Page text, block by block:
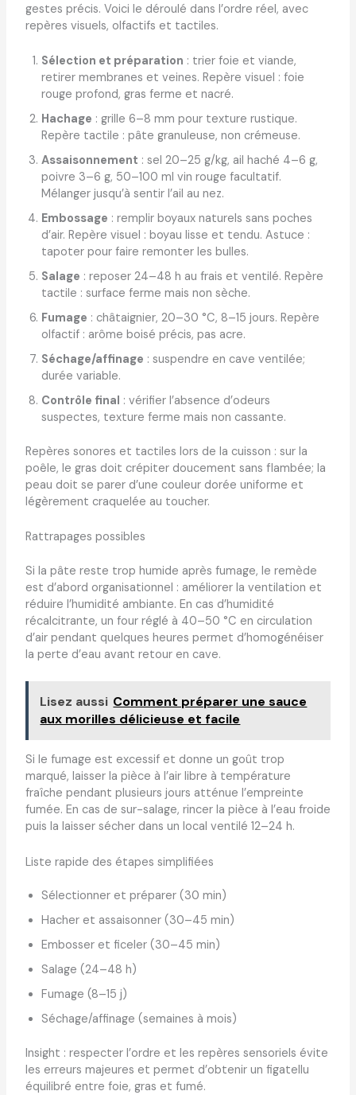
gestes précis. Voici le déroulé dans l’ordre réel, avec
repères visuels, olfactifs et tactiles.
Sélection et préparation : trier foie et viande,
retirer membranes et veines. Repère visuel : foie
rouge profond, gras ferme et nacré.
Hachage : grille 6–8 mm pour texture rustique.
Repère tactile : pâte granuleuse, non crémeuse.
Assaisonnement : sel 20–25 g/kg, ail haché 4–6 g,
poivre 3–6 g, 50–100 ml vin rouge facultatif.
Mélanger jusqu’à sentir l’ail au nez.
Embossage : remplir boyaux naturels sans poches
d’air. Repère visuel : boyau lisse et tendu. Astuce :
tapoter pour faire remonter les bulles.
Salage : reposer 24–48 h au frais et ventilé. Repère
tactile : surface ferme mais non sèche.
Fumage : châtaignier, 20–30 °C, 8–15 jours. Repère
olfactif : arôme boisé précis, pas acre.
Séchage/affinage : suspendre en cave ventilée;
durée variable.
Contrôle final : vérifier l’absence d’odeurs
suspectes, texture ferme mais non cassante.
Repères sonores et tactiles lors de la cuisson : sur la
poêle, le gras doit crépiter doucement sans flambée; la
peau doit se parer d’une couleur dorée uniforme et
légèrement craquelée au toucher.
Rattrapages possibles
Si la pâte reste trop humide après fumage, le remède
est d’abord organisationnel : améliorer la ventilation et
réduire l’humidité ambiante. En cas d’humidité
récalcitrante, un four réglé à 40–50 °C en circulation
d’air pendant quelques heures permet d’homogénéiser
la perte d’eau avant retour en cave.
Lisez aussi Comment préparer une sauce
aux morilles délicieuse et facile
Si le fumage est excessif et donne un goût trop
marqué, laisser la pièce à l’air libre à température
fraîche pendant plusieurs jours atténue l’empreinte
fumée. En cas de sur-salage, rincer la pièce à l’eau froide
puis la laisser sécher dans un local ventilé 12–24 h.
Liste rapide des étapes simplifiées
Sélectionner et préparer (30 min)
Hacher et assaisonner (30–45 min)
Embosser et ficeler (30–45 min)
Salage (24–48 h)
Fumage (8–15 j)
Séchage/affinage (semaines à mois)
Insight : respecter l’ordre et les repères sensoriels évite
les erreurs majeures et permet d’obtenir un figatellu
équilibré entre foie, gras et fumé.